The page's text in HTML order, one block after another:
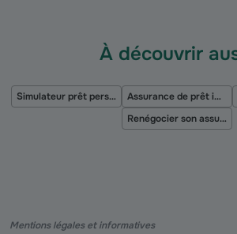
À découvrir
Simulateur prêt personnel Assurance de prêt immobilier
Renégocier son assurance de prêt immobilier
Mentions légales et informatives